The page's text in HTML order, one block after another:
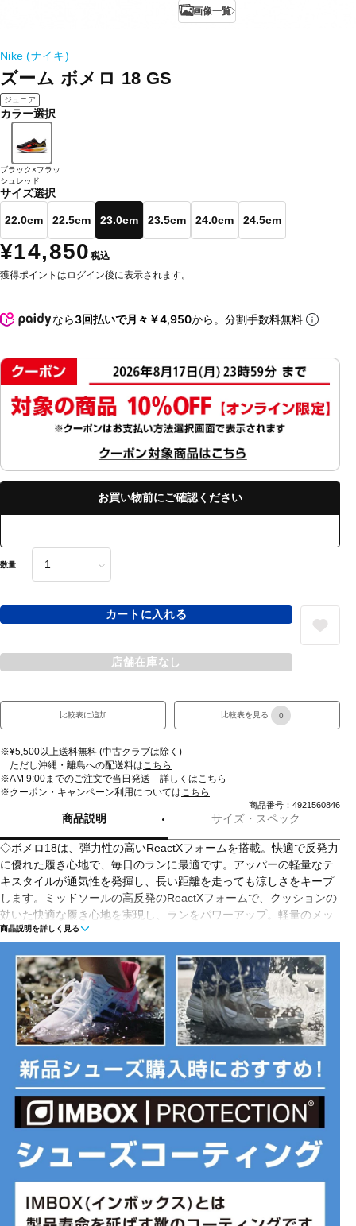
画像一覧
Nike (ナイキ)
ズーム ボメロ 18 GS
ジュニア
カラー選択
ブラック×フラッ
シュレッド
サイズ選択
22.0cm 22.5cm 23.0cm 23.5cm 24.0cm 24.5cm
¥14,850 税込
獲得ポイントはログイン後に表示されます。
なら3回払いで月々￥4,950から。分割手数料無料
お買い物前にご確認ください
数量
カートに入れる
店舗在庫なし
比較表に追加 比較表を見る 0
※¥5,500以上送料無料 (中古クラブは除く)
ただし沖縄・離島への配送料はこちら
※AM 9:00までのご注文で当日発送 詳しくはこちら
※クーポン・キャンペーン利用についてはこちら
商品番号：4921560846
商品説明 サイズ・スペック
◇ボメロ18は、弾力性の高いReactXフォームを搭載。快適で反発力
に優れた履き心地で、毎日のランに最適です。アッパーの軽量なテ
キスタイルが通気性を発揮し、長い距離を走っても涼しさをキープ
します。ミッドソールの高反発のReactXフォームで、クッションの
効いた快適な履き心地を実現し、ランをパワーアップ。軽量のメッ
シュと風通しの良いニットのテキスタイルをアッパーに使用し、ラ
ォームを重ね、踏み出すたびにエネルギーをプラスします。小さな
突起のあるポッドで耐久性に優れたラバーアウトソールを包み込
み、かかとからつま先へのスムーズな体重移動をサポート。柔らか
いシュータンと裏地が足にぴったりと快適にフィット。■カラー(メ
ーカー表記)：ブラック×フラッシュレッド(009：BLACK/BRIGHT
CRIMSON-LT CRIMSON)■甲材(アッパー)：合成繊維+合成樹脂■底
材(ソール)：ゴム底■生産国：インドネシア■2026 Spring モデル※
ブランドやシリーズによっては甲高や幅等小さめに作られているこ
とがあります。あくまで目安としてご判断ください。
■メーカー型番：HQ2157009
商品説明を詳しく見る